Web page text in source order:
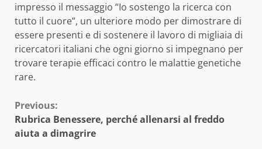
impresso il messaggio “Io sostengo la ricerca con
tutto il cuore”, un ulteriore modo per dimostrare di
essere presenti e di sostenere il lavoro di migliaia di
ricercatori italiani che ogni giorno si impegnano per
trovare terapie efficaci contro le malattie genetiche
rare.
Continue
Reading
Previous:
Rubrica Benessere, perché allenarsi al freddo
aiuta a dimagrire